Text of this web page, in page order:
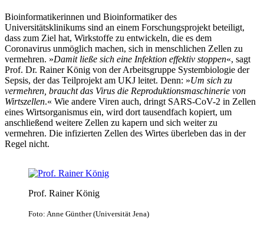
Bioinformatikerinnen und Bioinformatiker des
Universitätsklinikums sind an einem Forschungsprojekt beteiligt,
dass zum Ziel hat, Wirkstoffe zu entwickeln, die es dem
Coronavirus unmöglich machen, sich in menschlichen Zellen zu
vermehren. »Damit ließe sich eine Infektion effektiv stoppen«, sagt
Prof. Dr. Rainer König von der Arbeitsgruppe Systembiologie der
Sepsis, der das Teilprojekt am UKJ leitet. Denn: »Um sich zu
vermehren, braucht das Virus die Reproduktionsmaschinerie von
Wirtszellen.« Wie andere Viren auch, dringt SARS-CoV-2 in Zellen
eines Wirtsorganismus ein, wird dort tausendfach kopiert, um
anschließend weitere Zellen zu kapern und sich weiter zu
vermehren. Die infizierten Zellen des Wirtes überleben das in der
Regel nicht.
Prof. Rainer König
Foto: Anne Günther (Universität Jena)